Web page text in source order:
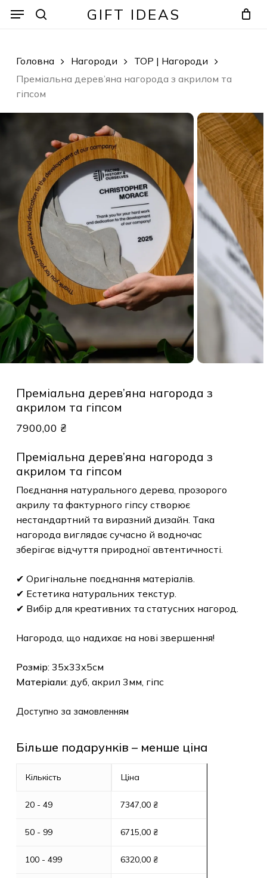
GIFT IDEAS
Menu
Головна Нагороди
TOP | Нагороди
Преміальна дерев’яна нагорода з акрилом та
гіпсом
Преміальна дерев’яна нагорода з
акрилом та гіпсом
7900,00 ₴
Преміальна дерев’яна нагорода з
акрилом та гіпсом
Поєднання натурального дерева, прозорого
акрилу та фактурного гіпсу створює
нестандартний та виразний дизайн. Така
нагорода виглядає сучасно й водночас
зберігає відчуття природної автентичності.
✔ Оригінальне поєднання матеріалів.
✔ Естетика натуральних текстур.
✔ Вибір для креативних та статусних нагород.
Нагорода, що надихає на нові звершення!
Розмір: 35х33х5см
Матеріали: дуб, акрил 3мм, гіпс
Доступно за замовленням
Більше подарунків – менше ціна
Кількість
20 - 49
50 - 99
100 - 499
Ціна
7347,00 ₴
6715,00 ₴
6320,00 ₴
Menu